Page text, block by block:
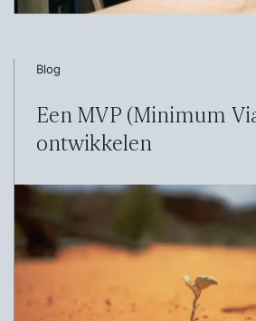
Blog
Een MVP (Minimum
ontwikkelen